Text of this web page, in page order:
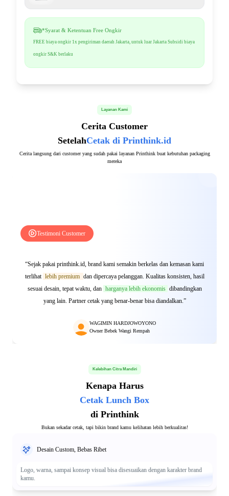
*Syarat & Ketentuan Free Ongkir
FREE biaya ongkir 1x pengiriman daerah Jakarta, untuk luar Jakarta Subsidi biaya
ongkir S&K berlaku
Layanan Kami
Cerita Customer
SetelahCetak di Printhink.id
Cerita langsung dari customer yang sudah pakai layanan Printhink buat kebutuhan packaging
mereka
Testimoni Customer
“Sejak pakai printhink.id, brand kami semakin berkelas dan kemasan kami
terlihat lebih premium dan dipercaya pelanggan. Kualitas konsisten, hasil
sesuai desain, tepat waktu, dan harganya lebih ekonomis dibandingkan
yang lain. Partner cetak yang benar-benar bisa diandalkan.”
WAGIMIN HARDJOWOYONO
Owner Bebek Wangi Rempah
Kelebihan Citra Mandiri
Kenapa Harus
Cetak Lunch Box
di Printhink
Bukan sekadar cetak, tapi bikin brand kamu kelihatan lebih berkualitas!
Desain Custom, Bebas Ribet
Logo, warna, sampai konsep visual bisa disesuaikan dengan karakter brand
kamu.